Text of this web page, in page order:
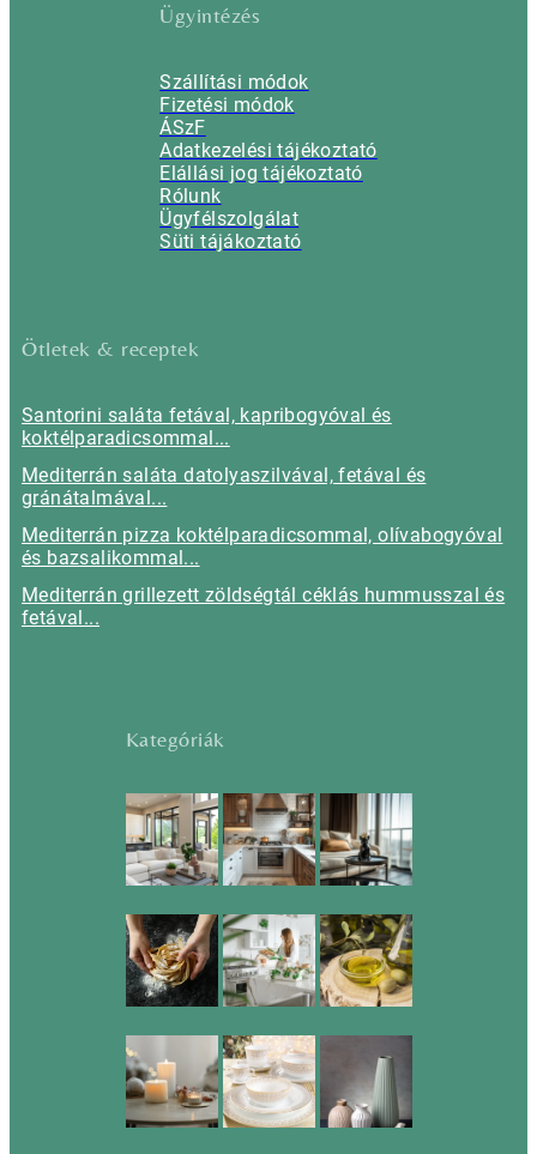
Ügyintézés
Szállítási módok
Fizetési módok
ÁSzF
Adatkezelési tájékoztató
Elállási jog tájékoztató
Rólunk
Ügyfélszolgálat
Süti tájákoztató
Ötletek & receptek
Santorini saláta fetával, kapribogyóval és
koktélparadicsommal...
Mediterrán saláta datolyaszilvával, fetával és
gránátalmával...
Mediterrán pizza koktélparadicsommal, olívabogyóval
és bazsalikommal...
Mediterrán grillezett zöldségtál céklás hummusszal és
fetával...
Kategóriák